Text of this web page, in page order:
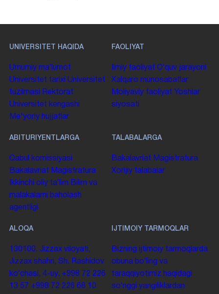
UNIVERSITET HAQIDA
Umumiy maʼlumot
Universitet tarixi Universitet
tuzilmasi
Rektorat
Universitet kengashi
Me'yoriy hujjatlar
FAOLIYAT
Ilmiy faoliyat Oʻquv jarayoni
Xalqaro munosabatlar
Moliyaviy faoliyat Yoshlar
siyosati
ABITURIYENTLARGA
Qabul komissiyasi
Bakalavriat Magistratura
Ikkinchi oliy taʼlim Bilim va
malakalarni baholash
agentligi
TALABALARGA
Bakalavriat Magistratura
Xorijiy talabalar
ALOQA
130100. Jizzax viloyati,
Jizzax shahri, Sh. Rashidov
koʻchasi, 4-uy. +998 72 226
13 57 +998 72 226 68 10
IJTIMOIY TARMOQLAR
Bizning ijtimoiy tarmoqlarda
obuna boʻling va
taraqqiyotimiz haqidagi
soʻnggi yangiliklardan